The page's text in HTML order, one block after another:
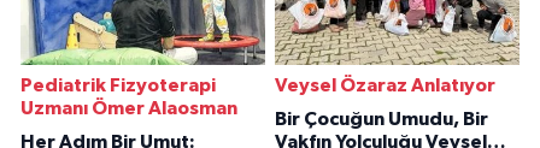
Pediatrik Fizyoterapi
Uzmanı Ömer Alaosman
Her Adım Bir Umut:
Veysel Özaraz Anlatıyor
Bir Çocuğun Umudu, Bir
Vakfın Yolculuğu Veysel